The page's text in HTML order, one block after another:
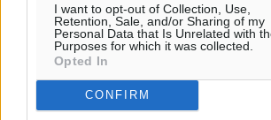
I want to opt-out of Collection, Use,
Retention, Sale, and/or Sharing of my
Personal Data that Is Unrelated with
Purposes for which it was collected.
Opted In
CONFIRM
Γερμανική αγορά: Έλλειψη προσιτών
απειλεί τη ζήτηση για πακέτα
επίκεντρο και η Ελλάδα
Ειδήσεις• πριν 10 ώρες